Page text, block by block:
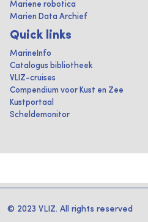
Mariene robotica
Marien Data Archief
Quick links
MarineInfo
Catalogus bibliotheek
VLIZ-cruises
Compendium voor Kust en Zee
Kustportaal
Scheldemonitor
© 2023 VLIZ. All rights reserved